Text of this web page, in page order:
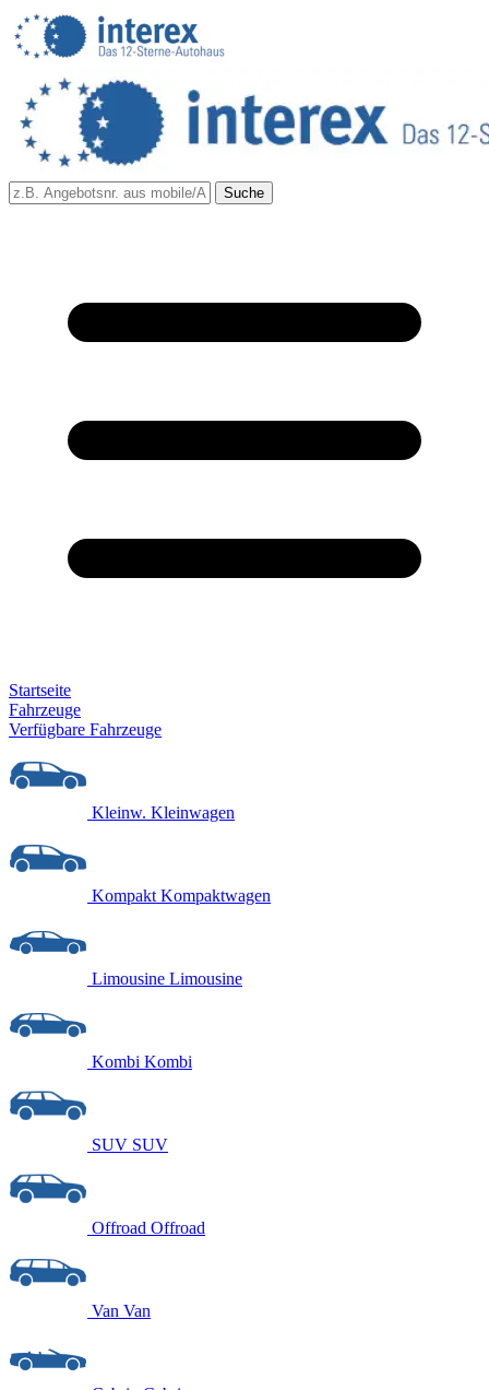
Suche
Startseite
Fahrzeuge
Verfügbare Fahrzeuge
Kleinw. Kleinwagen
Kompakt Kompaktwagen
Limousine Limousine
Kombi Kombi
SUV SUV
Offroad Offroad
Van Van